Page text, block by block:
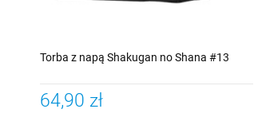
Torba z napą Shakugan no Shana #13
64,90 zł